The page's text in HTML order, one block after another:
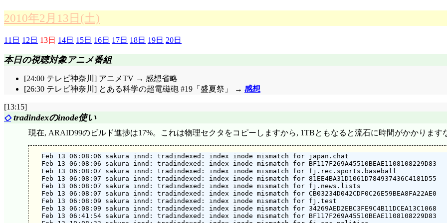
2010年2月13日(土)
11日 12日 13日 14日 15日 16日 17日 18日 19日 20日
本日の視聴対象アニメ番組
[24:00 テレビ神奈川] アニメTV → 感想省略
[26:30 テレビ神奈川] とある科学の超電磁砲 #19「盛夏祭」 → 感想
[13:15]
◇tradindexのinode使い
現在, ARAID99のビルド進捗は17%。これは物理セクタをコピーしますから, 1TBともなると流石に時間がかかります
Feb 13 06:08:06 sakura innd: tradindexed: index inode mismatch for japan.chat
Feb 13 06:08:06 sakura innd: tradindexed: index inode mismatch for BF117F269A45510BEAE1108108229D83
Feb 13 06:08:07 sakura innd: tradindexed: index inode mismatch for fj.rec.sports.baseball
Feb 13 06:08:07 sakura innd: tradindexed: index inode mismatch for 81EE4BA31D1061D784937436C4181D55
Feb 13 06:08:07 sakura innd: tradindexed: index inode mismatch for fj.news.lists
Feb 13 06:08:07 sakura innd: tradindexed: index inode mismatch for CB03234D042CDF0C26E59BEA8FA22AE0
Feb 13 06:08:09 sakura innd: tradindexed: index inode mismatch for fj.test
Feb 13 06:08:09 sakura innd: tradindexed: index inode mismatch for 34269AED2EBC3FE9C4B11DCEA13C1068
Feb 13 06:41:54 sakura innd: tradindexed: index inode mismatch for BF117F269A45510BEAE1108108229D83